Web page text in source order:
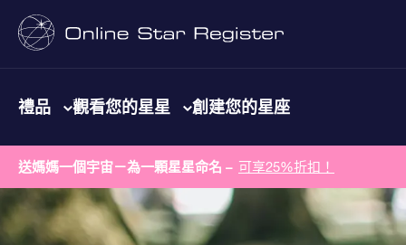
禮品 觀看您的星星 創建您的星座
送媽媽一個宇宙－為一顆星星命名 – 可享25%折扣！